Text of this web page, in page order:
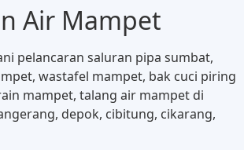
Air Mampet
pelancaran saluran pipa sumbat,
wastafel mampet, bak cuci piring
mampet, talang air mampet di
depok, cibitung, cikarang,